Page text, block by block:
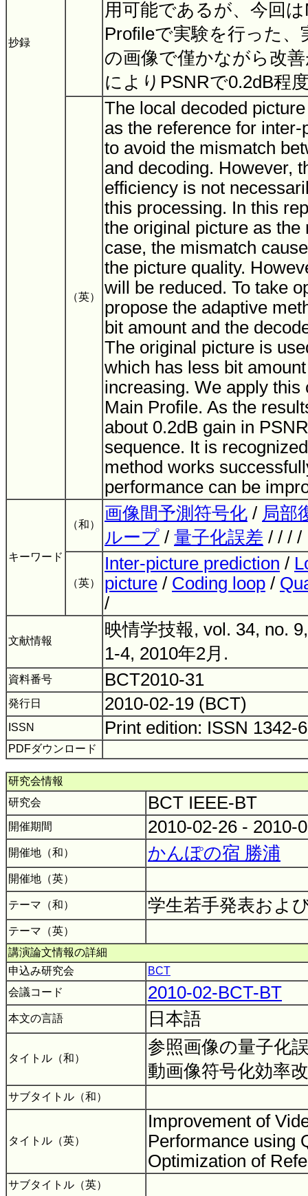
抄録
用可能であるが、今回
Profileで実験を行った
の画像で僅かながら改
によりPSNRで0.2dB程
（英）
The local decoded
as the reference for
to avoid the mismatch
and decoding. However,
efficiency is not
this processing. In this
the original picture as the
case, the mismatch
the picture quality.
will be reduced. To take
propose the adaptive
bit amount and the
The original picture is
which has less bit
increasing. We apply this
Main Profile. As the
about 0.2dB gain in
sequence. It is
method works
performance can be
キーワード
（和）
画像間予測符号化 / 局部
ループ / 量子化誤差 / / /
（英）
Inter-picture prediction /
picture / Coding loop /
/
文献情報
映情学技報, vol. 34, no.
1-4, 2010年2月.
資料番号 BCT2010-31
発行日 2010-02-19 (BCT)
ISSN Print edition: ISSN 1342-
PDFダウンロード
研究会情報
研究会
BCT IEEE-BT
開催期間 2010-02-26 - 2010-
開催地（和） かんぽの宿 勝浦
開催地（英）
テーマ（和） 学生若手発表およ
テーマ（英）
講演論文情報の詳細
申込み研究会
BCT
会議コード
2010-02-BCT-BT
本文の言語 日本語
タイトル（和）
参照画像の量子化
動画像符号化効率
サブタイトル（和）
タイトル（英）
Improvement of
Performance using
Optimization of
サブタイトル（英）